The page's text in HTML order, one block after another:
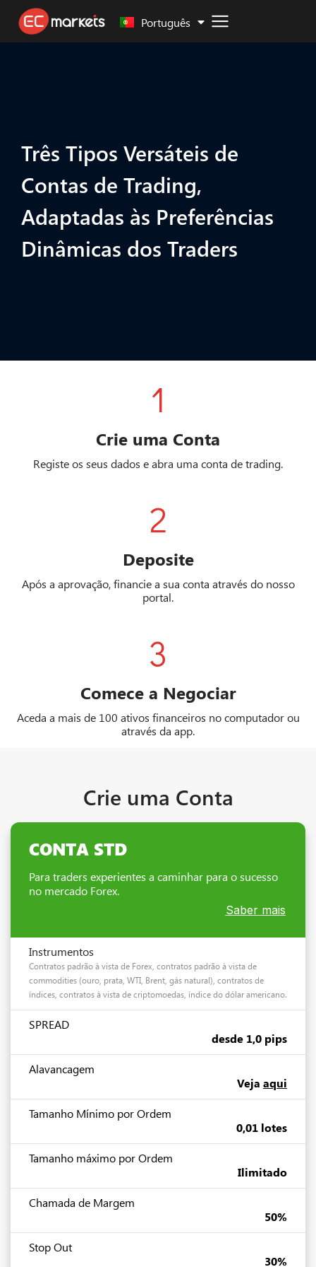
Português
Malay
Três Tipos Versáteis de
Contas de Trading,
Adaptadas às Preferências
Dinâmicas dos Traders
1
Crie uma Conta
Registe os seus dados e abra uma conta de trading.
2
Deposite
Após a aprovação, financie a sua conta através do nosso
portal.
3
Comece a Negociar
Aceda a mais de 100 ativos financeiros no computador ou
através da app.
Crie uma Conta
CONTA STD
Para traders experientes a caminhar para o sucesso
no mercado Forex.
Saber mais
Instrumentos
Contratos padrão à vista de Forex, contratos padrão à vista de
commodities (ouro, prata, WTI, Brent, gás natural), contratos de
índices, contratos à vista de criptomoedas, índice do dólar americano.
SPREAD
desde 1,0 pips
Alavancagem
Veja aqui
Tamanho Mínimo por Ordem
0,01 lotes
Tamanho máximo por Ordem
Ilimitado
Chamada de Margem
50%
Stop Out
30%